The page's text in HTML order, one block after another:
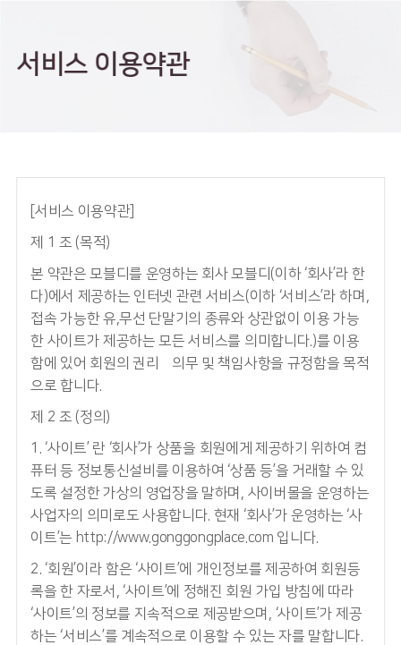
서비스 이용약관
[서비스 이용약관]
제 1 조 (목적)
본 약관은 모블디를 운영하는 회사 모블디(이하 ‘회사’라 한
다)에서 제공하는 인터넷 관련 서비스(이하 ‘서비스’라 하며,
접속 가능한 유,무선 단말기의 종류와 상관없이 이용 가능
한 사이트가 제공하는 모든 서비스를 의미합니다.)를 이용
함에 있어 회원의 권리•의무 및 책임사항을 규정함을 목적
으로 합니다.
제 2 조 (정의)
1. ‘사이트’ 란 ‘회사’가 상품을 회원에게 제공하기 위하여 컴
퓨터 등 정보통신설비를 이용하여 ‘상품 등’을 거래할 수 있
도록 설정한 가상의 영업장을 말하며, 사이버몰을 운영하는
사업자의 의미로도 사용합니다. 현재 ‘회사’가 운영하는 ‘사
이트’는 http://www.gonggongplace.com 입니다.
2. ‘회원’이라 함은 ‘사이트’에 개인정보를 제공하여 회원등
록을 한 자로서, ‘사이트’에 정해진 회원 가입 방침에 따라
‘사이트’의 정보를 지속적으로 제공받으며, ‘사이트’가 제공
하는 ‘서비스’를 계속적으로 이용할 수 있는 자를 말합니다.